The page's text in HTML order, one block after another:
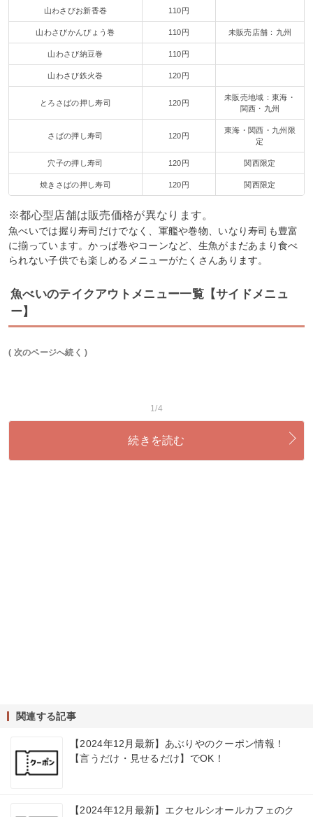
山わさびお新香巻 110円
山わさびかんぴょう巻 110円 未販売店舗：九州
山わさび納豆巻 110円
山わさび鉄火巻 120円
とろさばの押し寿司 120円
未販売地域：東海・
関西・九州
さばの押し寿司 120円
東海・関西・九州限
定
穴子の押し寿司 120円 関西限定
焼きさばの押し寿司 120円 関西限定
※都心型店舗は販売価格が異なります。
魚べいでは握り寿司だけでなく、軍艦や巻物、いなり寿司も豊富
に揃っています。かっぱ巻やコーンなど、生魚がまだあまり食べ
られない子供でも楽しめるメニューがたくさんあります。
魚べいのテイクアウトメニュー一覧【サイドメニュ
ー】
( 次のページへ続く )
1/4
続きを読む
関連する記事
【2024年12月最新】あぶりやのクーポン情報！
【言うだけ・見せるだけ】でOK！
【2024年12月最新】エクセルシオールカフェのク